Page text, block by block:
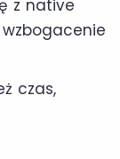
z native
czas,